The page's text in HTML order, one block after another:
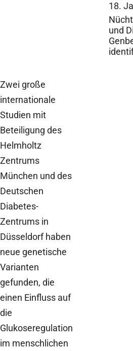
18.
und
Zwei große
internationale
Studien mit
Beteiligung des
Helmholtz
Zentrums
München und des
Deutschen
Diabetes-
Zentrums in
Düsseldorf haben
neue genetische
Varianten
gefunden, die
einen Einfluss auf
die
Glukoseregulation
im menschlichen